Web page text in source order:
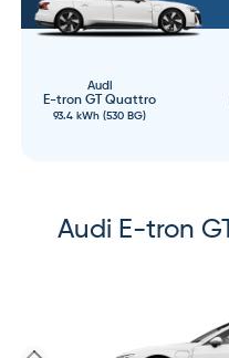
Audi
E-tron GT Quattro
93.4 kWh (530 BG)
Audi E-tron